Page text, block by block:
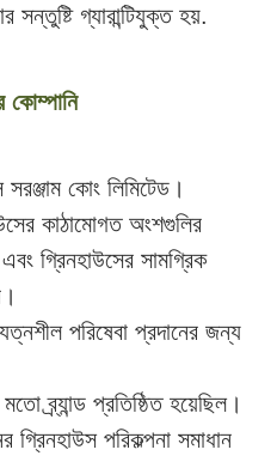
গ্যারান্টিযুক্ত হয়.
কোম্পানি
কোং লিমিটেড।
কাঠামোগত অংশগুলির
গ্রিনহাউসের সামগ্রিক
পরিষেবা প্রদানের জন্য
ব্র্যান্ড প্রতিষ্ঠিত হয়েছিল।
গ্রিনহাউস পরিকল্পনা সমাধান